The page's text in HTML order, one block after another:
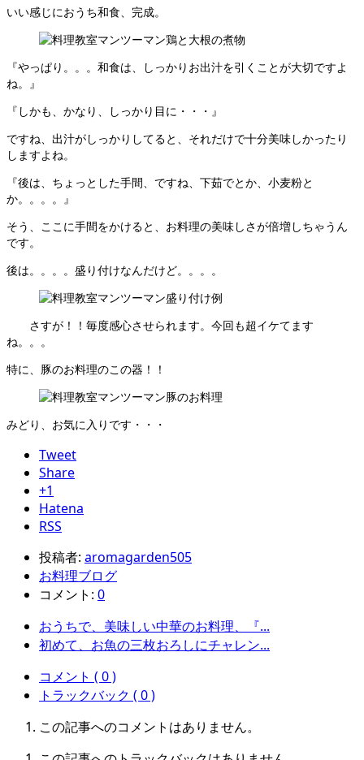
いい感じにおうち和食、完成。
『やっぱり。。。和食は、しっかりお出汁を引くことが大切ですよ
ね。』
『しかも、かなり、しっかり目に・・・』
ですね、出汁がしっかりしてると、それだけで十分美味しかったり
しますよね。
『後は、ちょっとした手間、ですね、下茹でとか、小麦粉と
か。。。。』
そう、ここに手間をかけると、お料理の美味しさが倍増しちゃうん
です。
後は。。。。盛り付けなんだけど。。。。
さすが！！毎度感心させられます。今回も超イケてます
ね。。。
特に、豚のお料理のこの器！！
みどり、お気に入りです・・・
Tweet
Share
+1
Hatena
RSS
投稿者: aromagarden505
お料理ブログ
コメント: 0
おうちで、美味しい中華のお料理、『...
初めて、お魚の三枚おろしにチャレン...
コメント ( 0 )
トラックバック ( 0 )
この記事へのコメントはありません。